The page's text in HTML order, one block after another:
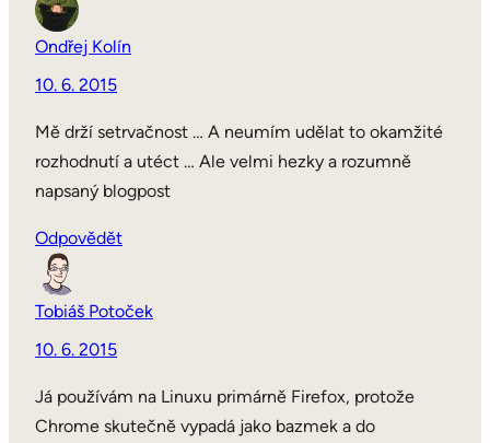
Ondřej Kolín
10. 6. 2015
Mě drží setrvačnost … A neumím udělat to okamžité
rozhodnutí a utéct … Ale velmi hezky a rozumně
napsaný blogpost
Odpovědět
Tobiáš Potoček
10. 6. 2015
Já používám na Linuxu primárně Firefox, protože
Chrome skutečně vypadá jako bazmek a do